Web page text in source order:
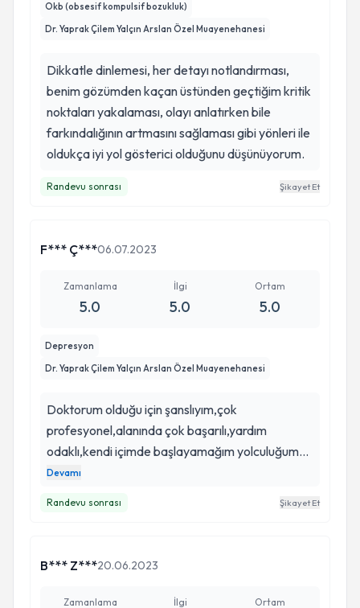
Okb (obsesif kompulsif bozukluk)
Dr. Yaprak Çilem Yalçın Arslan Özel Muayenehanesi
Dikkatle dinlemesi, her detayı notlandırması,
benim gözümden kaçan üstünden geçtiğim kritik
noktaları yakalaması, olayı anlatırken bile
farkındalığının artmasını sağlaması gibi yönleri ile
oldukça iyi yol gösterici olduğunu düşünüyorum.
Randevu sonrası Şikayet Et
F*** Ç***06.07.2023
Zamanlama
5.0
İlgi
5.0
Ortam
5.0
Depresyon
Dr. Yaprak Çilem Yalçın Arslan Özel Muayenehanesi
Doktorum olduğu için şanslıyım,çok
profesyonel,alanında çok başarılı,yardım
odaklı,kendi içimde başlayamağım yolculuğuma
başlamama cesaret oldu ve şimdi ışığına
Devamı
Randevu sonrası Şikayet Et
B*** Z***20.06.2023
Zamanlama İlgi Ortam